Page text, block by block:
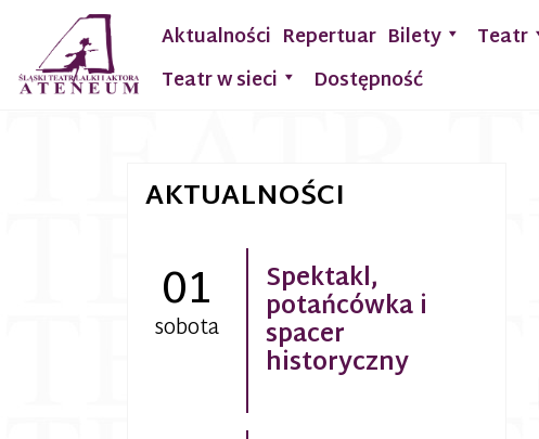
Aktualności Repertuar Bilety Teatr
Teatr w sieci
Dostępność
AKTUALNOŚCI
01
sobota
Spektakl,
potańcówka i
spacer
historyczny